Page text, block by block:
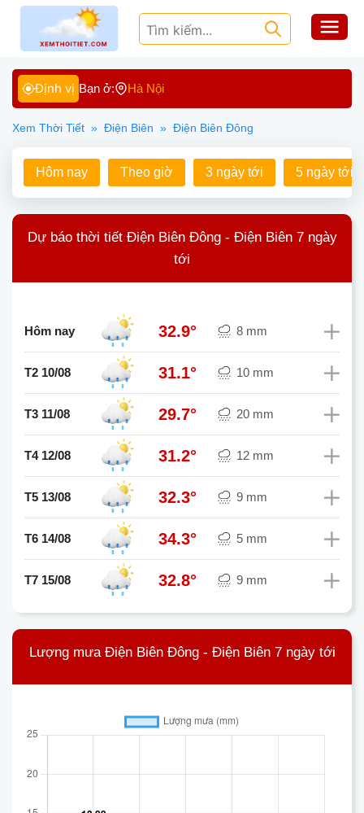
Định vị Bạn ở: Hà Nội
Xem Thời Tiết » Điện Biên » Điện Biên Đông
Hôm nay Theo giờ 3 ngày tới 5 ngày tới
Dự báo thời tiết Điện Biên Đông - Điện Biên 7 ngày
tới
Hôm nay 32.9° 8 mm
T2 10/08 31.1° 10 mm
T3 11/08 29.7° 20 mm
T4 12/08 31.2° 12 mm
T5 13/08 32.3° 9 mm
T6 14/08 34.3° 5 mm
T7 15/08 32.8° 9 mm
Lượng mưa Điện Biên Đông - Điện Biên 7 ngày tới